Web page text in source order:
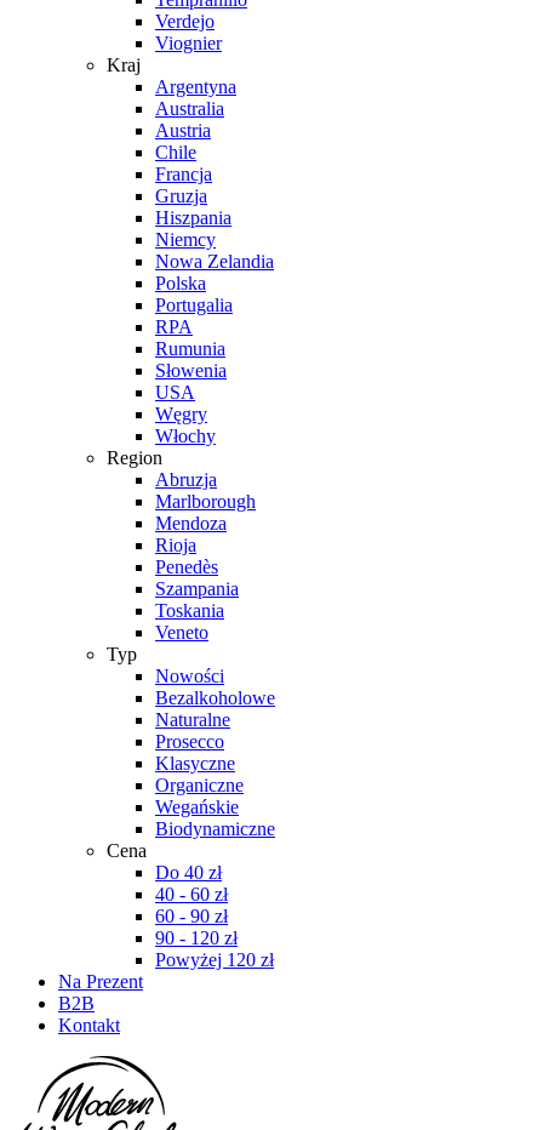
Verdejo
Viognier
Kraj
Argentyna
Australia
Austria
Chile
Francja
Gruzja
Hiszpania
Niemcy
Nowa Zelandia
Polska
Portugalia
RPA
Rumunia
Słowenia
USA
Węgry
Włochy
Region
Abruzja
Marlborough
Mendoza
Rioja
Penedès
Szampania
Toskania
Veneto
Typ
Nowości
Bezalkoholowe
Naturalne
Prosecco
Klasyczne
Organiczne
Wegańskie
Biodynamiczne
Cena
Do 40 zł
40 - 60 zł
60 - 90 zł
90 - 120 zł
Powyżej 120 zł
Na Prezent
B2B
Kontakt